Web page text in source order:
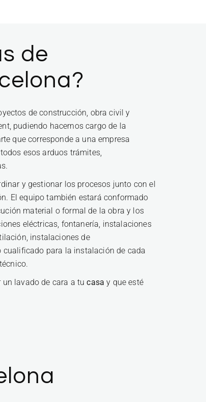
de
de construcción, obra civil y
pudiendo hacernos cargo de la
que corresponde a una empresa
esos arduos trámites,
y gestionar los procesos junto con el
El equipo también estará conformado
material o formal de la obra y los
eléctricas, fontanería, instalaciones
instalaciones de
cualificado para la instalación de cada
un lavado de cara a tucasay que esté